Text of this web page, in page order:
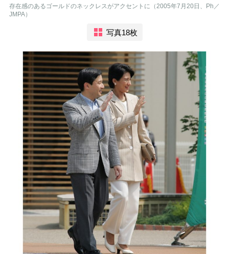
存在感のあるゴールドのネックレスがアクセントに（2005年7月20日、Ph／
JMPA）
写真18枚